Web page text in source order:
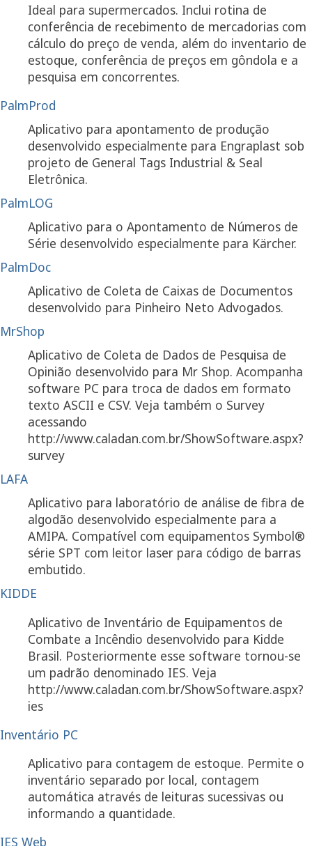
Ideal para supermercados. Inclui rotina de
conferência de recebimento de mercadorias com
cálculo do preço de venda, além do inventario de
estoque, conferência de preços em gôndola e a
pesquisa em concorrentes.
PalmProd
Aplicativo para apontamento de produção
desenvolvido especialmente para Engraplast sob
projeto de General Tags Industrial & Seal
Eletrônica.
PalmLOG
Aplicativo para o Apontamento de Números de
Série desenvolvido especialmente para Kärcher.
PalmDoc
Aplicativo de Coleta de Caixas de Documentos
desenvolvido para Pinheiro Neto Advogados.
MrShop
Aplicativo de Coleta de Dados de Pesquisa de
Opinião desenvolvido para Mr Shop. Acompanha
software PC para troca de dados em formato
texto ASCII e CSV. Veja também o Survey
acessando
http://www.caladan.com.br/ShowSoftware.aspx?
survey
LAFA
Aplicativo para laboratório de análise de fibra de
algodão desenvolvido especialmente para a
AMIPA. Compatível com equipamentos Symbol®
série SPT com leitor laser para código de barras
embutido.
KIDDE
Aplicativo de Inventário de Equipamentos de
Combate a Incêndio desenvolvido para Kidde
Brasil. Posteriormente esse software tornou-se
um padrão denominado IES. Veja
http://www.caladan.com.br/ShowSoftware.aspx?
ies
Inventário PC
Aplicativo para contagem de estoque. Permite o
inventário separado por local, contagem
automática através de leituras sucessivas ou
informando a quantidade.
IES Web